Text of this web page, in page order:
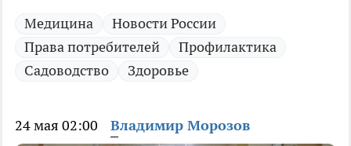
Медицина
Новости России
Права потребителей
Профилактика
Садоводство
Здоровье
24 мая 02:00 Владимир Морозов